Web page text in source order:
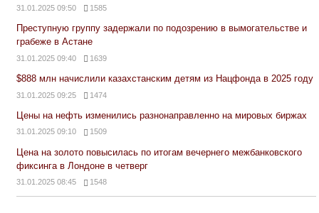
31.01.2025 09:50 1585
Преступную группу задержали по подозрению в вымогательстве и
грабеже в Астане
31.01.2025 09:40 1639
$888 млн начислили казахстанским детям из Нацфонда в 2025 году
31.01.2025 09:25 1474
Цены на нефть изменились разнонаправленно на мировых биржах
31.01.2025 09:10 1509
Цена на золото повысилась по итогам вечернего межбанковского
фиксинга в Лондоне в четверг
31.01.2025 08:45 1548